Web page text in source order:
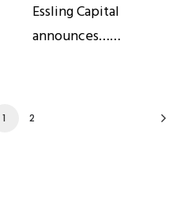
Essling Capital
announces……
1 2